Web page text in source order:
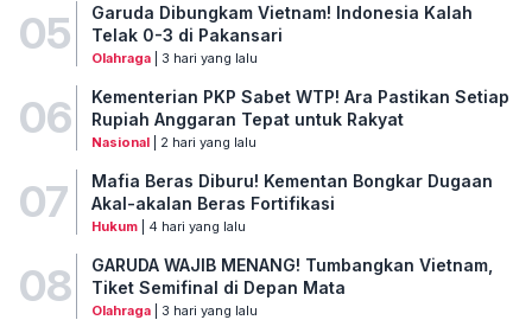
05
Garuda Dibungkam Vietnam! Indonesia Kalah
Telak 0-3 di Pakansari
Olahraga| 3 hari yang lalu
06
Kementerian PKP Sabet WTP! Ara Pastikan Setiap
Rupiah Anggaran Tepat untuk Rakyat
Nasional| 2 hari yang lalu
07
Mafia Beras Diburu! Kementan Bongkar Dugaan
Akal-akalan Beras Fortifikasi
Hukum| 4 hari yang lalu
08
GARUDA WAJIB MENANG! Tumbangkan Vietnam,
Tiket Semifinal di Depan Mata
Olahraga| 3 hari yang lalu